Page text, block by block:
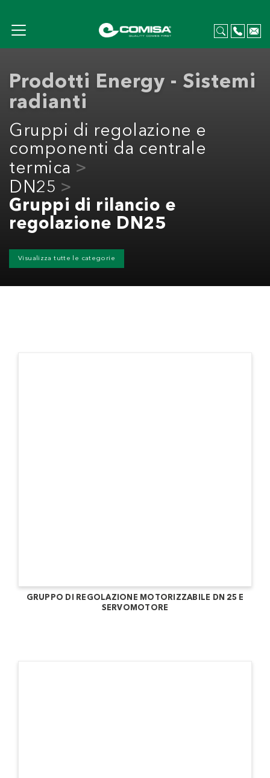
Prodotti Energy - Sistemi
radianti
Gruppi di regolazione e
componenti da centrale
termica
DN25
Gruppi di rilancio e
regolazione DN25
Visualizza tutte le categorie
GRUPPO DI REGOLAZIONE MOTORIZZABILE DN 25 E
SERVOMOTORE